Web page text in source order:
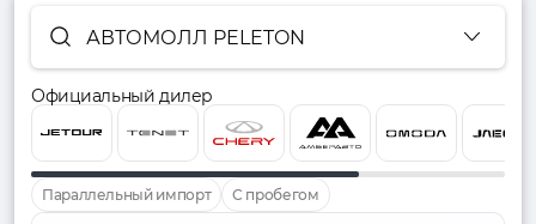
АВТОМОЛЛ PELETON
Официальный дилер
Параллельный импорт С пробегом